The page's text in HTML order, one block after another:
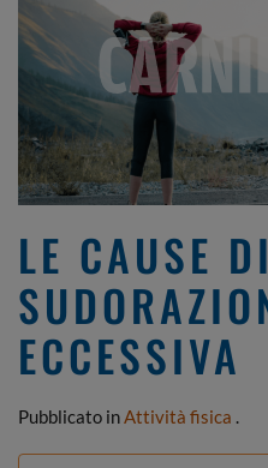
LE CAUSE
ECCESSIVA
Pubblicato inAttività fisica .